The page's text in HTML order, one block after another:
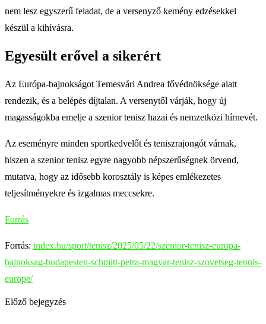
nem lesz egyszerű feladat, de a versenyző kemény edzésekkel
készül a kihívásra.
Egyesült erővel a sikerért
Az Európa-bajnokságot Temesvári Andrea fővédnöksége alatt
rendezik, és a belépés díjtalan. A versenytől várják, hogy új
magasságokba emelje a szenior tenisz hazai és nemzetközi hírnevét.
Az eseményre minden sportkedvelőt és teniszrajongót várnak,
hiszen a szenior tenisz egyre nagyobb népszerűségnek örvend,
mutatva, hogy az idősebb korosztály is képes emlékezetes
teljesítményekre és izgalmas meccsekre.
Forrás
Forrás: index.hu/sport/tenisz/2025/05/22/szenior-tenisz-europa-
bajnoksag-budapesten-schmitt-petra-magyar-tenisz-szovetseg-tennis-
europe/
Előző bejegyzés